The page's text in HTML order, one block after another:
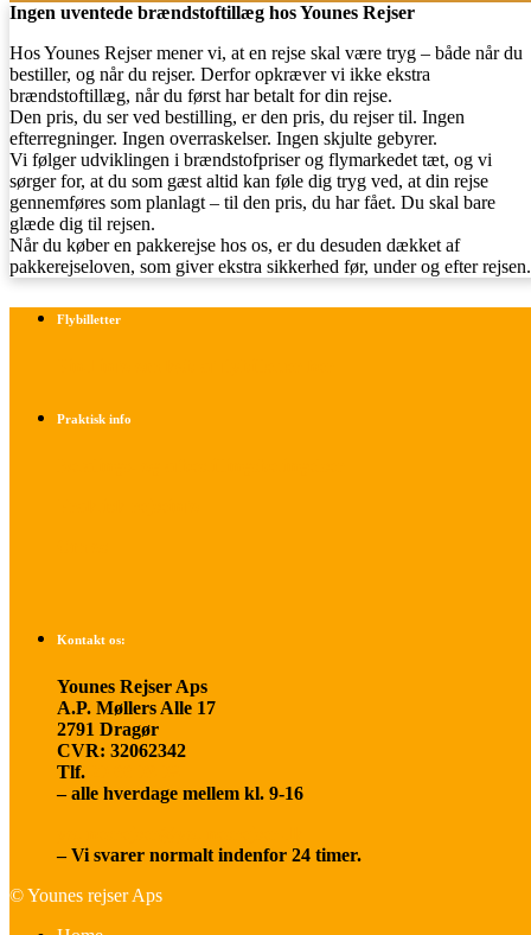
Ingen uventede brændstoftillæg hos Younes Rejser
Hos Younes Rejser mener vi, at en rejse skal være tryg – både når du
bestiller, og når du rejser. Derfor opkræver vi ikke ekstra
brændstoftillæg, når du først har betalt for din rejse.
Den pris, du ser ved bestilling, er den pris, du rejser til. Ingen
efterregninger. Ingen overraskelser. Ingen skjulte gebyrer.
Vi følger udviklingen i brændstofpriser og flymarkedet tæt, og vi
sørger for, at du som gæst altid kan føle dig tryg ved, at din rejse
gennemføres som planlagt – til den pris, du har fået. Du skal bare
glæde dig til rejsen.
Når du køber en pakkerejse hos os, er du desuden dækket af
pakkerejseloven, som giver ekstra sikkerhed før, under og efter rejsen.
Flybilletter
Praktisk info
Kontakt os:
Younes Rejser Aps
A.P. Møllers Alle 17
2791 Dragør
CVR: 32062342
Tlf.
– alle hverdage mellem kl. 9-16
– Vi svarer normalt indenfor 24 timer.
© Younes rejser Aps